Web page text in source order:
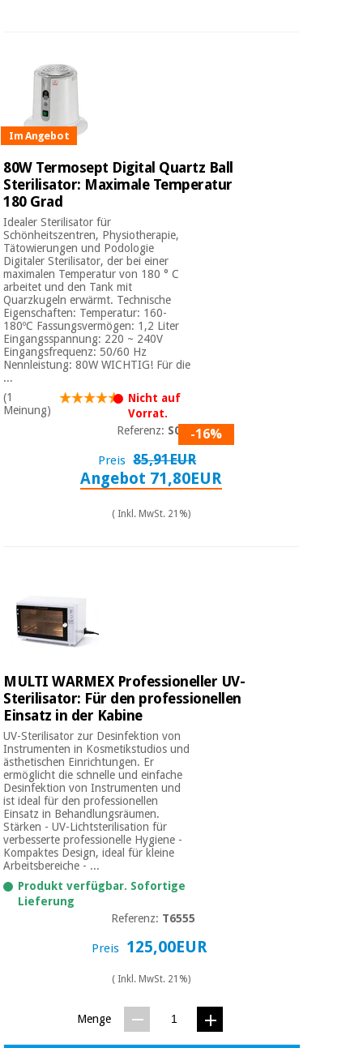
Im Angebot
80W Termosept Digital Quartz Ball
Sterilisator: Maximale Temperatur
180 Grad
Idealer Sterilisator für
Schönheitszentren, Physiotherapie,
Tätowierungen und Podologie
Digitaler Sterilisator, der bei einer
maximalen Temperatur von 180 ° C
arbeitet und den Tank mit
Quarzkugeln erwärmt. Technische
Eigenschaften: Temperatur: 160-
180ºC Fassungsvermögen: 1,2 Liter
Eingangsspannung: 220 ~ 240V
Eingangsfrequenz: 50/60 Hz
Nennleistung: 80W WICHTIG! Für die
...
(1
Meinung)
Nicht auf
Vorrat.
Referenz: S01D-16%
Preis 85,91EUR
Angebot 71,80EUR
( Inkl. MwSt. 21%)
MULTI WARMEX Professioneller UV-
Sterilisator: Für den professionellen
Einsatz in der Kabine
UV-Sterilisator zur Desinfektion von
Instrumenten in Kosmetikstudios und
ästhetischen Einrichtungen. Er
ermöglicht die schnelle und einfache
Desinfektion von Instrumenten und
ist ideal für den professionellen
Einsatz in Behandlungsräumen.
Stärken - UV-Lichtsterilisation für
verbesserte professionelle Hygiene -
Kompaktes Design, ideal für kleine
Arbeitsbereiche - ...
Produkt verfügbar. Sofortige
Lieferung
Referenz: T6555
Preis 125,00EUR
( Inkl. MwSt. 21%)
Menge